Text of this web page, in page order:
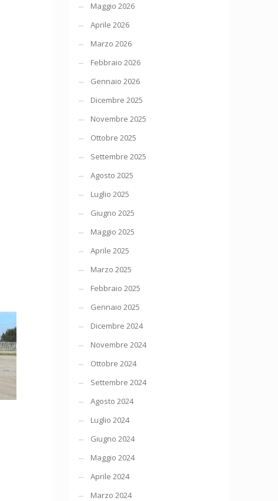
Maggio 2026
Aprile 2026
Marzo 2026
Febbraio 2026
Gennaio 2026
Dicembre 2025
Novembre 2025
Ottobre 2025
Settembre 2025
Agosto 2025
Luglio 2025
Giugno 2025
Maggio 2025
Aprile 2025
Marzo 2025
Febbraio 2025
Gennaio 2025
Dicembre 2024
Novembre 2024
Ottobre 2024
Settembre 2024
Agosto 2024
Luglio 2024
Giugno 2024
Maggio 2024
Aprile 2024
Marzo 2024